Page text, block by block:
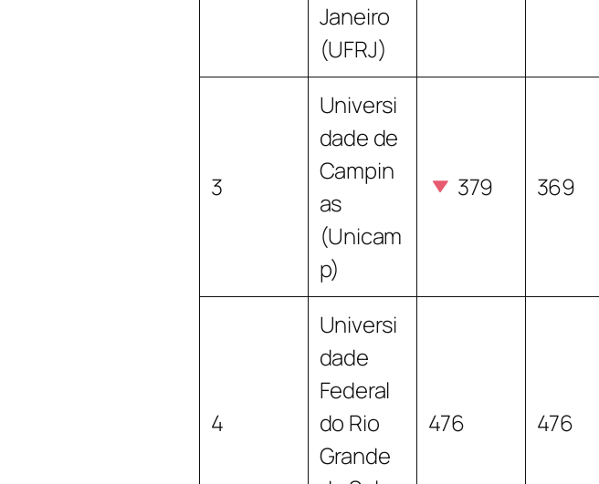
Janeiro
(UFRJ)
3
Universi
dade de
Campin
as
(Unicam
p)
379 369
4
Universi
dade
Federal
do Rio
Grande
476 476